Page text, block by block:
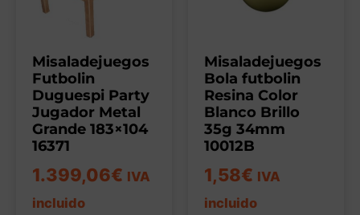
Misaladejuegos
Futbolin
Duguespi Party
Jugador Metal
Grande 183×104
16371
1.399,06€ IVA
incluido
Misaladejuegos
Bola futbolin
Resina Color
Blanco Brillo
35g 34mm
10012B
1,58€ IVA
incluido